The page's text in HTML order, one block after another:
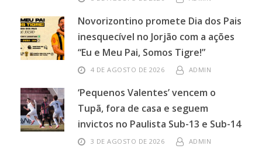
Novorizontino promete Dia dos Pais
inesquecível no Jorjão com a ações
“Eu e Meu Pai, Somos Tigre!”
4 DE AGOSTO DE 2026 ADMIN
‘Pequenos Valentes’ vencem o
Tupã, fora de casa e seguem
invictos no Paulista Sub-13 e Sub-14
3 DE AGOSTO DE 2026 ADMIN